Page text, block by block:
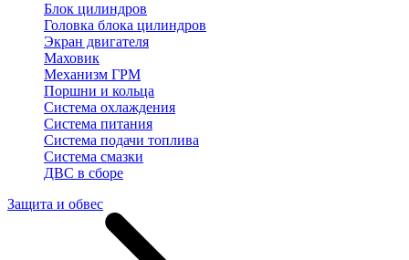
Блок цилиндров
Головка блока цилиндров
Экран двигателя
Маховик
Механизм ГРМ
Поршни и кольца
Система охлаждения
Система питания
Система подачи топлива
Система смазки
ДВС в сборе
Защита и обвес